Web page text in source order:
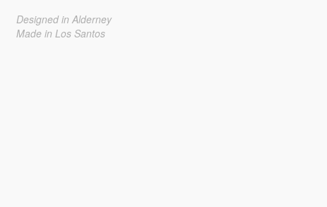
Designed in Alderney
Made in Los Santos